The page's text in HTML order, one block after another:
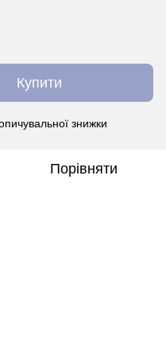
Купити
знижки
Порівняти